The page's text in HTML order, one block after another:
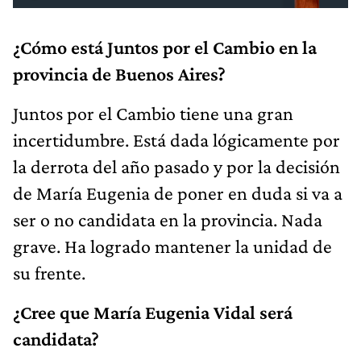
¿Cómo está Juntos por el Cambio en la
provincia de Buenos Aires?
Juntos por el Cambio tiene una gran
incertidumbre. Está dada lógicamente por
la derrota del año pasado y por la decisión
de María Eugenia de poner en duda si va a
ser o no candidata en la provincia. Nada
grave. Ha logrado mantener la unidad de
su frente.
¿Cree que María Eugenia Vidal será
candidata?